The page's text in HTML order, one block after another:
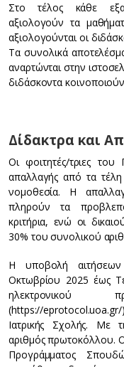
Στο τέλος κάθε
αξιολογούν τα
αξιολογούνται οι
Τα συνολικά
αναρτώνται στην
διδάσκοντα
Δίδακτρα και
Οι φοιτητές/τριες
απαλλαγής από τα
νομοθεσία. Η
πληρούν τα
κριτήρια, ενώ οι
30% του συνολικού
Η υποβολή αιτήσεων
Οκτωβρίου 2025 έως
(https://
Ιατρικής Σχολής. Με
αριθμός πρωτοκόλλου.
Προγράμματος